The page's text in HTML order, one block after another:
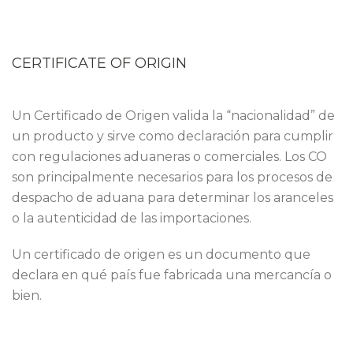
CERTIFICATE OF ORIGIN
Un Certificado de Origen valida la “nacionalidad” de
un producto y sirve como declaración para cumplir
con regulaciones aduaneras o comerciales. Los CO
son principalmente necesarios para los procesos de
despacho de aduana para determinar los aranceles
o la autenticidad de las importaciones.
Un certificado de origen es un documento que
declara en qué país fue fabricada una mercancía o
bien.